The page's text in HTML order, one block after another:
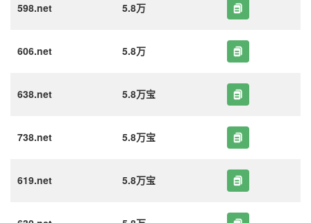
598.net 5.8万
606.net 5.8万
638.net 5.8万宝
738.net 5.8万宝
619.net 5.8万宝